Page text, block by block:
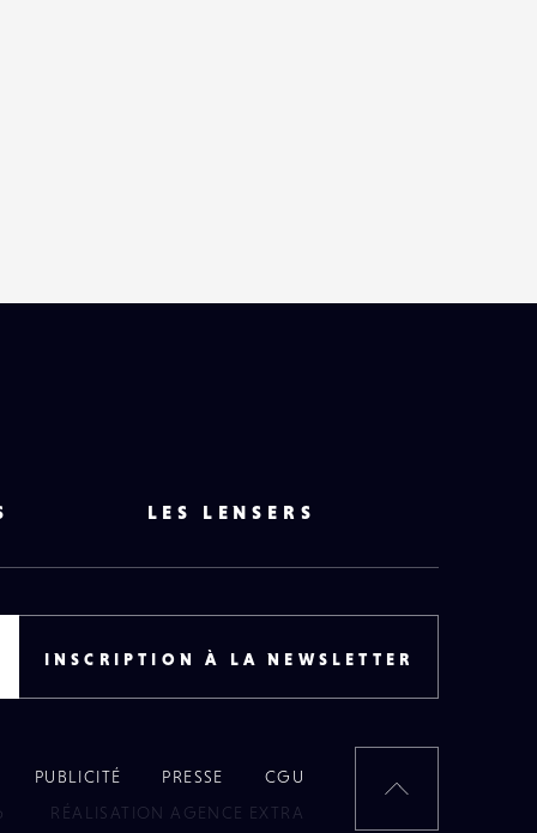
LES LENSERS
INSCRIPTION À LA NEWSLETTER
PUBLICITÉ PRESSE
CGU
RÉALISATION AGENCE EXTRA